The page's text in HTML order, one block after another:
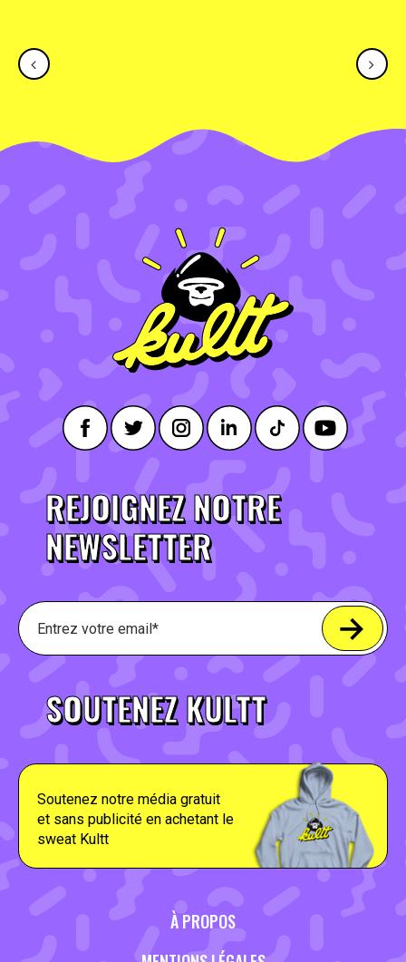
REJOIGNEZ NOTRE
NEWSLETTER
SOUTENEZ KULTT
Soutenez notre média gratuit
et sans publicité en achetant le
sweat Kultt
À PROPOS